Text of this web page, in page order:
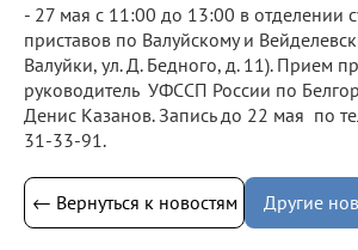
- 27 мая с 11:00 до 13:00 в отделении
приставов по Валуйскому и
Валуйки, ул. Д. Бедного, д. 11). Прием
руководитель УФССП России по
Денис Казанов. Запись до 22 мая по
31-33-91.
← Вернуться к новостям Другие